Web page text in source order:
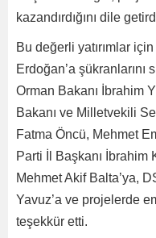
kazandırdığını dile
Bu değerli yatırımlar
Erdoğan’a şükranlarını
Orman Bakanı İbrahim
Bakanı ve Milletvekili
Fatma Öncü, Mehmet
Parti İl Başkanı İbrahim
Mehmet Akif Balta’ya,
Yavuz’a ve projelerde
teşekkür etti.